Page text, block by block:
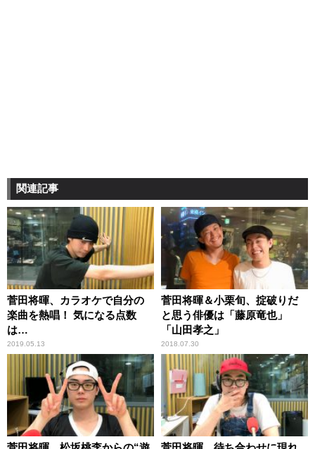
関連記事
菅田将暉、カラオケで自分の
楽曲を熱唱！ 気になる点数
は…
2019.05.13
菅田将暉＆小栗旬、掟破りだ
と思う俳優は「藤原竜也」
「山田孝之」
2018.07.30